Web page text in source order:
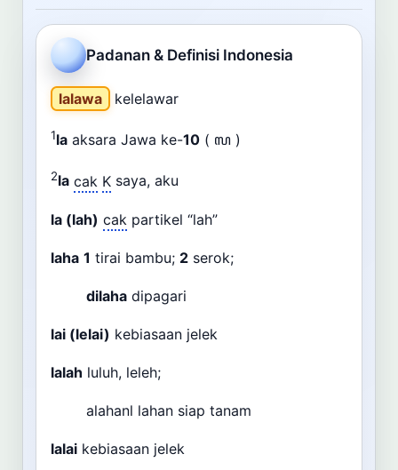
Dashboard Pencarian
Padanan & Definisi Indonesia
lalawa kelelawar
1la aksara Jawa ke-10 ( ꦭ )
2la cak K saya, aku
la (lah) cak partikel “lah”
laha 1 tirai bambu; 2 serok;
dilaha dipagari
lai (lelai) kebiasaan jelek
lalah luluh, leleh;
alahanl lahan siap tanam
lalai kebiasaan jelek